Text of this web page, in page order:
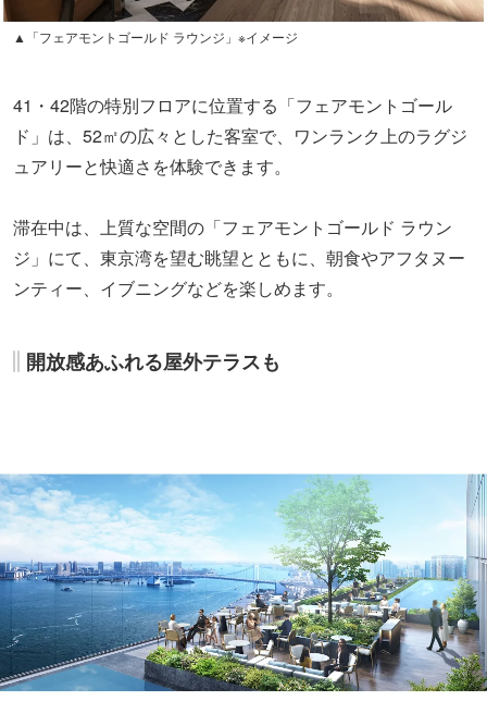
▲「フェアモントゴールド ラウンジ」※イメージ
41・42階の特別フロアに位置する「フェアモントゴール
ド」は、52㎡の広々とした客室で、ワンランク上のラグジ
ュアリーと快適さを体験できます。
滞在中は、上質な空間の「フェアモントゴールド ラウン
ジ」にて、東京湾を望む眺望とともに、朝食やアフタヌー
ンティー、イブニングなどを楽しめます。
開放感あふれる屋外テラスも